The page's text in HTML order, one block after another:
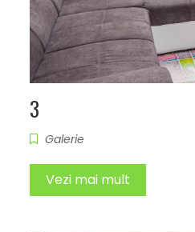
3
Galerie
Vezi mai mult